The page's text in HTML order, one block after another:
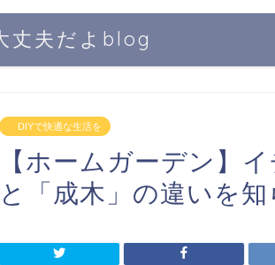
丈夫だよblog
DIYで快適な生活を
【ホームガーデン】
と「成木」の違いを